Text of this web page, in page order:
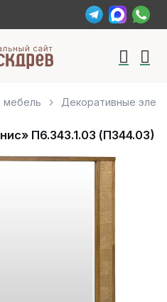
мебель Декоративные
П6.343.1.03 (П344.03)